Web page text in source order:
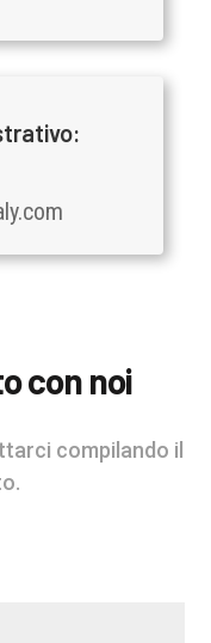
con noi
compilando il